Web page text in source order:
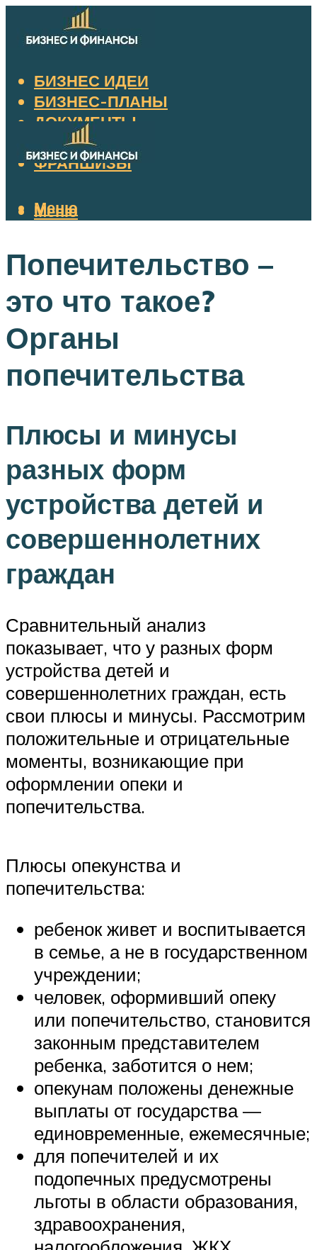
БИЗНЕС ИДЕИ
БИЗНЕС-ПЛАНЫ
ДОКУМЕНТЫ
НАЛОГИ
ФРАНШИЗЫ
Меню
Меню
Попечительство –
это что такое?
Органы
попечительства
Плюсы и минусы
разных форм
устройства детей и
совершеннолетних
граждан
Сравнительный анализ
показывает, что у разных форм
устройства детей и
совершеннолетних граждан, есть
свои плюсы и минусы. Рассмотрим
положительные и отрицательные
моменты, возникающие при
оформлении опеки и
попечительства.
Плюсы опекунства и
попечительства:
ребенок живет и воспитывается
в семье, а не в государственном
учреждении;
человек, оформивший опеку
или попечительство, становится
законным представителем
ребенка, заботится о нем;
опекунам положены денежные
выплаты от государства —
единовременные, ежемесячные;
для попечителей и их
подопечных предусмотрены
льготы в области образования,
здравоохранения,